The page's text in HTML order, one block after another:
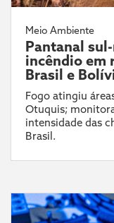
Meio Ambiente
Pantanal
incêndio em
Brasil e
Fogo atingiu
Otuquis;
intensidade das
Brasil.